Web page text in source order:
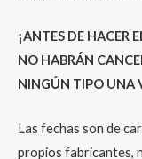
¡ANTES DE HACER
NO HABRÁN
NINGÚN TIPO UNA
Las fechas son de
propios fabricantes,